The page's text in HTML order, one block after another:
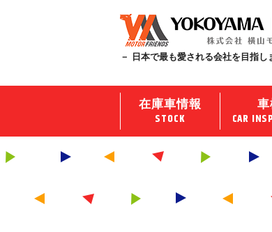
－ 日本で最も愛される会社を目指し
在庫車情報
STOCK
車
CAR